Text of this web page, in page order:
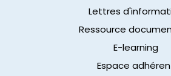
Lettres
Ressource
E-learning
Espace